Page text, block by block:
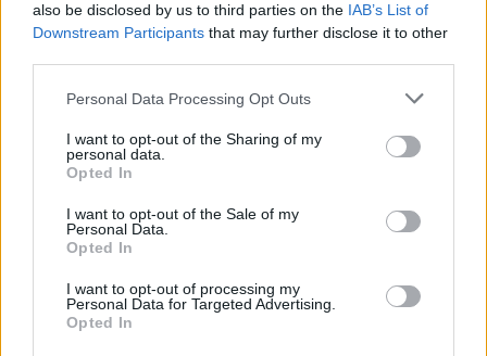
also be disclosed by us to third parties on the IAB’s List of
Downstream Participants that may further disclose it to other
Personal Data Processing Opt Outs
I want to opt-out of the Sharing of my
personal data.
Opted In
I want to opt-out of the Sale of my
Personal Data.
Opted In
I want to opt-out of processing my
Personal Data for Targeted Advertising.
Opted In
Lietuva tiesiogiai
Laidoje „Lietuva tiesiogiai“ – buvęs politikas Gediminas
Laidos | Verta pažiūrėti
G. Vagnorius apie kylančias kainas: „Vyriausybė turi
skatinti vartojimą“
Žinios | Lietuvos diena